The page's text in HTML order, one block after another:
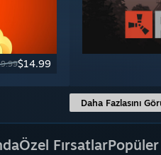
$14.99
Daha Fazlasını
Özel Fırsatlar